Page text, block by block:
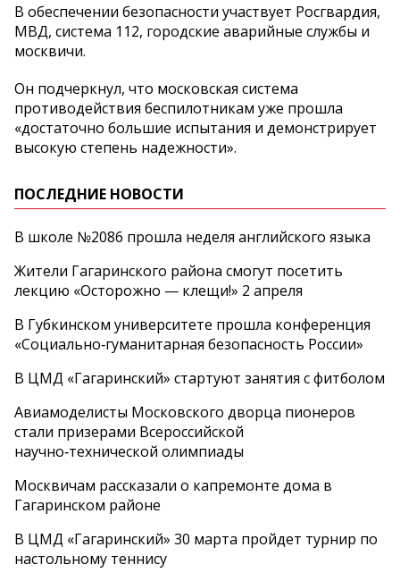
В обеспечении безопасности участвует Росгвардия,
МВД, система 112, городские аварийные службы и
москвичи.
Он подчеркнул, что московская система
противодействия беспилотникам уже прошла
«достаточно большие испытания и демонстрирует
высокую степень надежности».
ПОСЛЕДНИЕ НОВОСТИ
В школе №2086 прошла неделя английского языка
Жители Гагаринского района смогут посетить
лекцию «Осторожно — клещи!» 2 апреля
В Губкинском университете прошла конференция
«Социально‑гуманитарная безопасность России»
В ЦМД «Гагаринский» стартуют занятия с фитболом
Авиамоделисты Московского дворца пионеров
стали призерами Всероссийской
научно‑технической олимпиады
Москвичам рассказали о капремонте дома в
Гагаринском районе
В ЦМД «Гагаринский» 30 марта пройдет турнир по
настольному теннису